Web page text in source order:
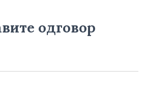
одговор